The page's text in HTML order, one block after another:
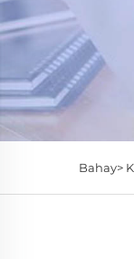
Bahay>